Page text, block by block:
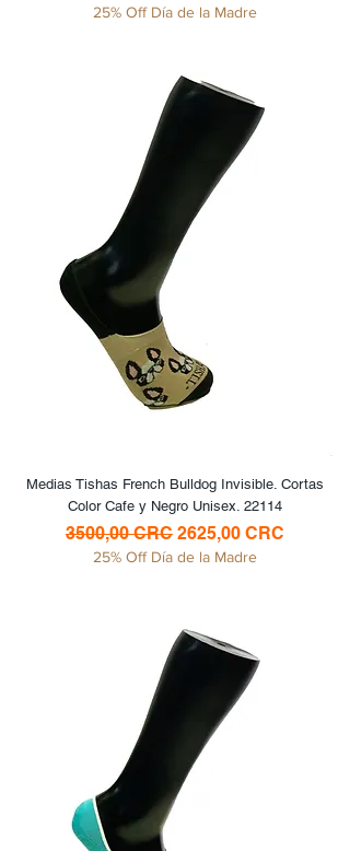
25% Off Día de la Madre
Medias Tishas French Bulldog Invisible. Cortas
Color Cafe y Negro Unisex. 22114
Precio
3500,00 CRC Precio de oferta
2625,00 CRC
25% Off Día de la Madre